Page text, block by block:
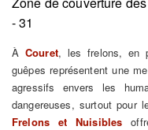
- 31
ÀCouret, les frelons, en
guêpes représentent une
agressifs envers les
dangereuses, surtout pour
Frelons et Nuisibles